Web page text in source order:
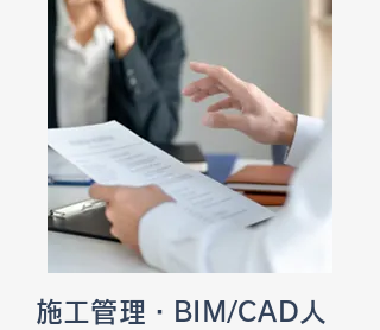
施工管理・BIM/CAD人